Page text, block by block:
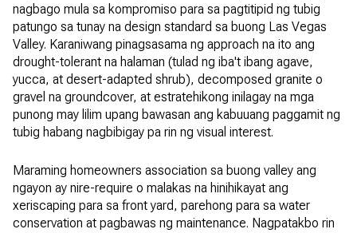
nagbago mula sa kompromiso para sa pagtitipid ng tubig
patungo sa tunay na design standard sa buong Las Vegas
Valley. Karaniwang pinagsasama ng approach na ito ang
drought-tolerant na halaman (tulad ng iba't ibang agave,
yucca, at desert-adapted shrub), decomposed granite o
gravel na groundcover, at estratehikong inilagay na mga
punong may lilim upang bawasan ang kabuuang paggamit ng
tubig habang nagbibigay pa rin ng visual interest.
Maraming homeowners association sa buong valley ang
ngayon ay nire-require o malakas na hinihikayat ang
xeriscaping para sa front yard, parehong para sa water
conservation at pagbawas ng maintenance. Nagpatakbo rin